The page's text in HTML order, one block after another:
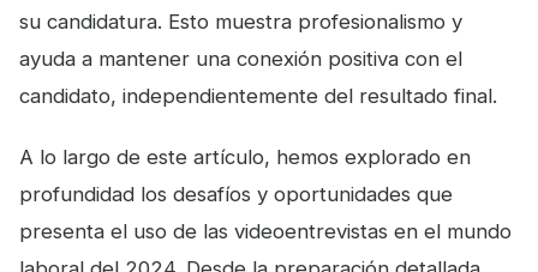
su candidatura. Esto muestra profesionalismo y
ayuda a mantener una conexión positiva con el
candidato, independientemente del resultado final.
A lo largo de este artículo, hemos explorado en
profundidad los desafíos y oportunidades que
presenta el uso de las videoentrevistas en el mundo